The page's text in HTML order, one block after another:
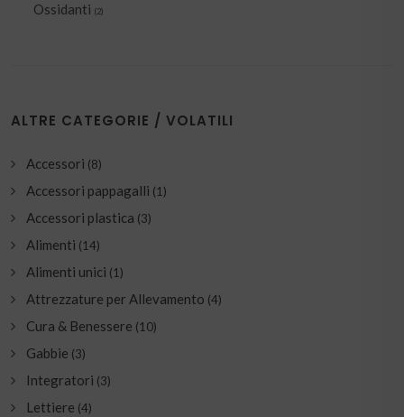
Ossidanti (2)
ALTRE CATEGORIE / VOLATILI
Accessori (8)
Accessori pappagalli (1)
Accessori plastica (3)
Alimenti (14)
Alimenti unici (1)
Attrezzature per Allevamento (4)
Cura & Benessere (10)
Gabbie (3)
Integratori (3)
Lettiere (4)